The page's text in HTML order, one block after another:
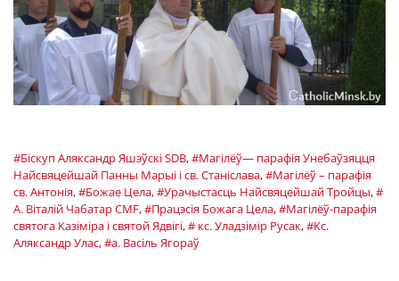
#Біскуп Аляксандр Яшэўскі SDB,#Магілёў— парафія Унебаўзяцця
Найсвяцейшай Панны Марыі і св. Станіслава,#Магілёў – парафія
св. Антонія,#Божае Цела,#Урачыстасць Найсвяцейшай Тройцы,#
А. Віталій Чабатар CMF,#Працэсія Божага Цела,#Магілёў-парафія
святога Казіміра і святой Ядвігі,# кс. Уладзімір Русак,#Кс.
Аляксандр Улас,#а. Васіль Ягораў